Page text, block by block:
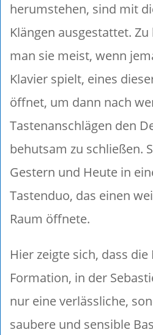
herumstehen, sind mit
Klängen ausgestattet.
man sie meist, wenn
Klavier spielt, eines
öffnet, um dann nach
Tastenanschlägen den
behutsam zu schließen.
Gestern und Heute in
Tastenduo, das einen
Raum öffnete.
Hier zeigte sich, dass
Formation, in der
nur eine verlässliche,
saubere und sensible